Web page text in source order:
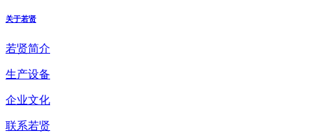
关于若贤
若贤简介
生产设备
企业文化
联系若贤